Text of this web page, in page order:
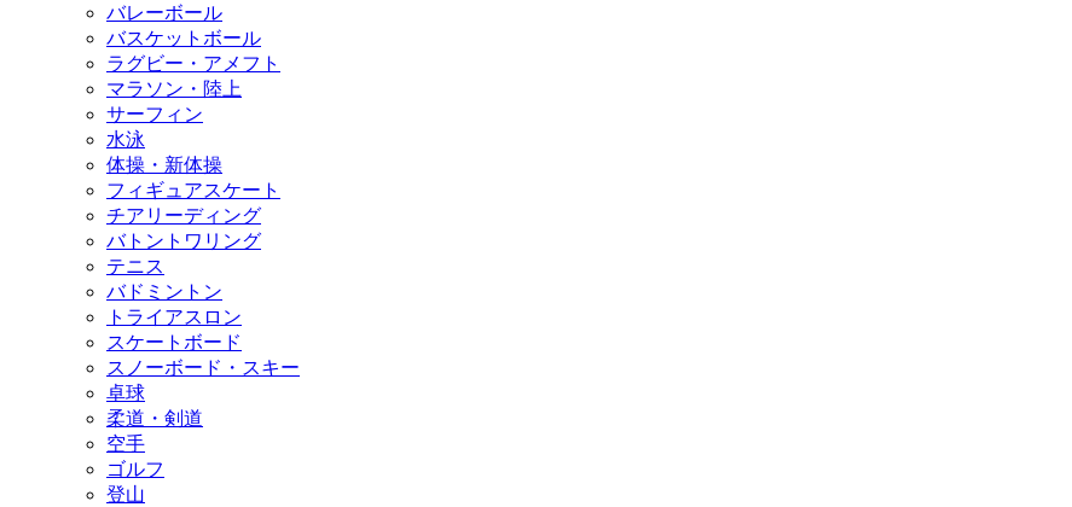
バレーボール
バスケットボール
ラグビー・アメフト
マラソン・陸上
サーフィン
水泳
体操・新体操
フィギュアスケート
チアリーディング
バトントワリング
テニス
バドミントン
トライアスロン
スケートボード
スノーボード・スキー
卓球
柔道・剣道
空手
ゴルフ
登山